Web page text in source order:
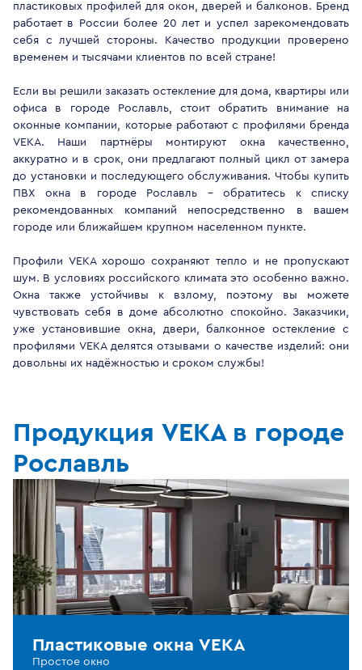
пластиковых профилей для окон, дверей и балконов. Бренд
работает в России более 20 лет и успел зарекомендовать
себя с лучшей стороны. Качество продукции проверено
временем и тысячами клиентов по всей стране!
Если вы решили заказать остекление для дома, квартиры или
офиса в городе Рославль, стоит обратить внимание на
оконные компании, которые работают с профилями бренда
VEKA. Наши партнёры монтируют окна качественно,
аккуратно и в срок, они предлагают полный цикл от замера
до установки и последующего обслуживания. Чтобы купить
ПВХ окна в городе Рославль - обратитесь к списку
рекомендованных компаний непосредственно в вашем
городе или ближайшем крупном населенном пункте.
Профили VEKA хорошо сохраняют тепло и не пропускают
шум. В условиях российского климата это особенно важно.
Окна также устойчивы к взлому, поэтому вы можете
чувствовать себя в доме абсолютно спокойно. Заказчики,
уже установившие окна, двери, балконное остекление с
профилями VEKA делятся отзывами о качестве изделий: они
довольны их надёжностью и сроком службы!
Продукция VEKA в городе
Рославль
Пластиковые окна VEKA
Простое окно